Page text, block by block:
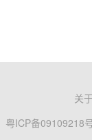
关
粤ICP备09109218